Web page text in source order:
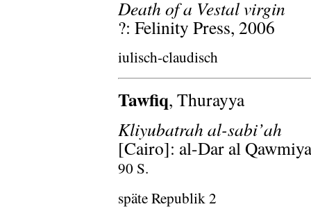
Death of a Vestal virgin
?: Felinity Press, 2006
iulisch-claudisch
Tawfiq, Thurayya
Kliyubatrah al-sabi’ah
[Cairo]: al-Dar al
90 S.
späte Republik 2